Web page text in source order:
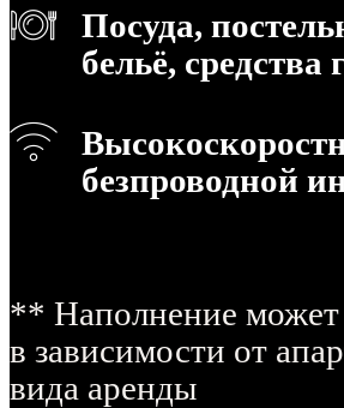
Посуда,
бельё, средства
безпроводной
** Наполнение может
в зависимости от
вида аренды